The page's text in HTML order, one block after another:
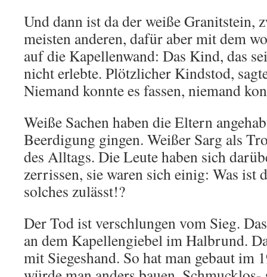
Und dann ist da der weiße Granitstein,
meisten anderen, dafür aber mit dem
auf die Kapellenwand: Das Kind, das
nicht erlebte. Plötzlicher Kindstod,
Niemand konnte es fassen, niemand
Weiße Sachen haben die Eltern
Beerdigung gingen. Weißer Sarg als
des Alltags. Die Leute haben sich
zerrissen, sie waren sich einig: Was ist
solches zulässt!?
Der Tod ist verschlungen vom Sieg.
an dem Kapellengiebel im Halbrund.
mit Siegeshand. So hat man gebaut im